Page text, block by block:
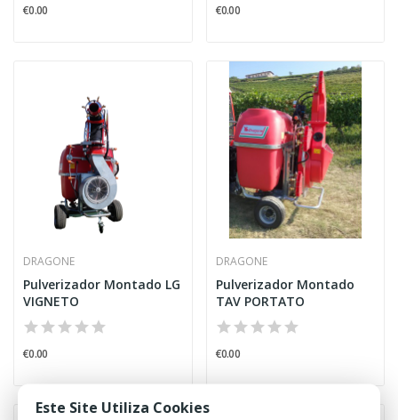
€0.00 €0.00
DRAGONE
Pulverizador Montado LG
VIGNETO
€0.00
DRAGONE
Pulverizador Montado
TAV PORTATO
€0.00
Este Site Utiliza Cookies